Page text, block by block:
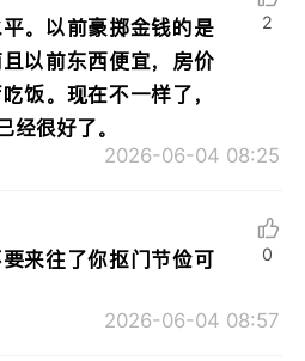
。以前豪掷金钱的是
以前东西便宜，房价
饭。现在不一样了，
经很好了。
2026-06-04 08:25
2
来往了你抠门节俭可
2026-06-04 08:57
0